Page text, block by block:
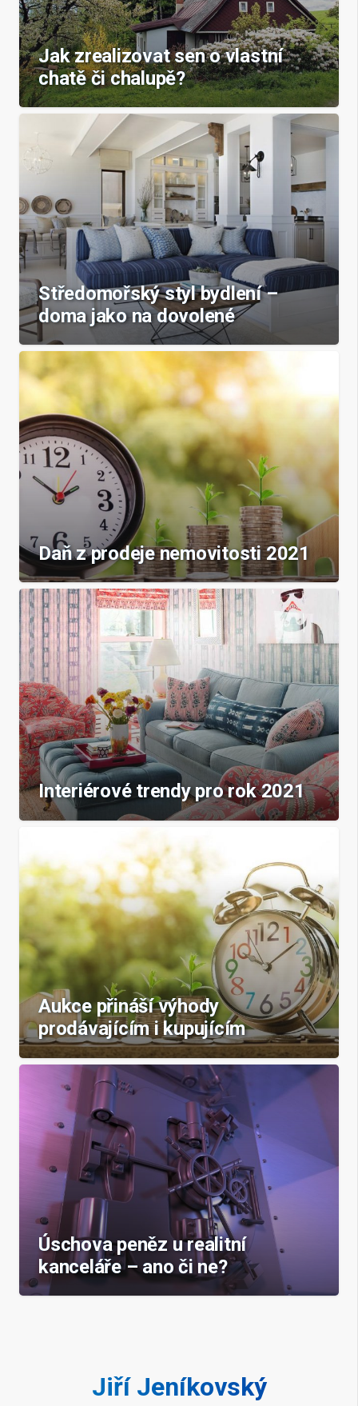
Jak zrealizovat sen o vlastní
chatě či chalupě?
Středomořský styl bydlení –
doma jako na dovolené
Daň z prodeje nemovitosti 2021
Interiérové trendy pro rok 2021
Aukce přináší výhody
prodávajícím i kupujícím
Úschova peněz u realitní
kanceláře – ano či ne?
Jiří Jeníkovský